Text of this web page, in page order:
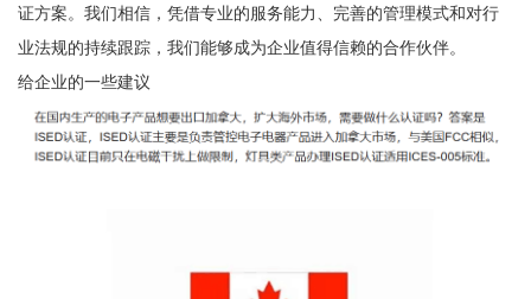
证方案。我们相信，凭借专业的服务能力、完善的管理模式和对行
业法规的持续跟踪，我们能够成为企业值得信赖的合作伙伴。
给企业的一些建议